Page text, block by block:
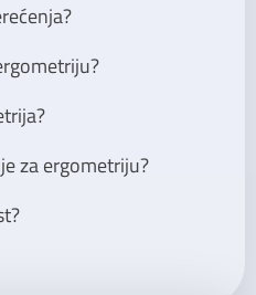
za ergometriju?